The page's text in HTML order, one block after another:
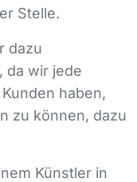
Stelle.
dazu
da wir jede
haben,
zu können, dazu
Künstler in